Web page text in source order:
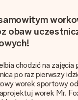
obaw
chodzić na
po raz pierwszy
worek sportowy
worek Mr.